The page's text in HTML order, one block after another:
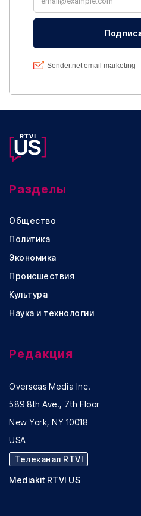
Разделы
Общество
Политика
Экономика
Происшествия
Культура
Наука и технологии
Редакция
Overseas Media Inc.
589 8th Ave., 7th Floor
New York, NY 10018
USA
Телеканал RTVI
Mediakit RTVI US